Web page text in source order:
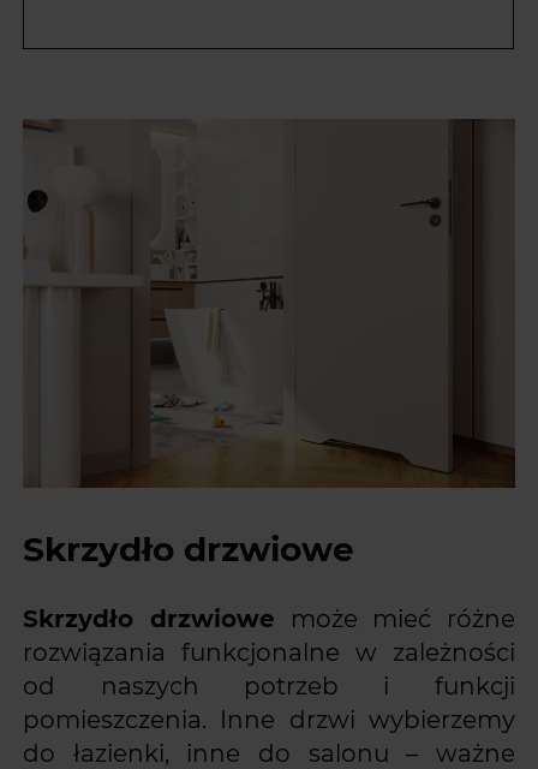
Skrzydło drzwiowe
Skrzydło drzwiowe może mieć różne
rozwiązania funkcjonalne w zależności
od naszych potrzeb i funkcji
pomieszczenia. Inne drzwi wybierzemy
do łazienki, inne do salonu – ważne